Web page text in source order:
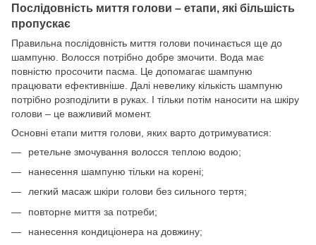
Послідовність миття голови – етапи, які більшість
пропускає
Правильна послідовність миття голови починається ще до
шампуню. Волосся потрібно добре змочити. Вода має
повністю просочити пасма. Це допомагає шампуню
працювати ефективніше. Далі невелику кількість шампуню
потрібно розподілити в руках. І тільки потім наносити на шкіру
голови – це важливий момент.
Основні етапи миття голови, яких варто дотримуватися:
ретельне змочування волосся теплою водою;
нанесення шампуню тільки на корені;
легкий масаж шкіри голови без сильного тертя;
повторне миття за потреби;
нанесення кондиціонера на довжину;